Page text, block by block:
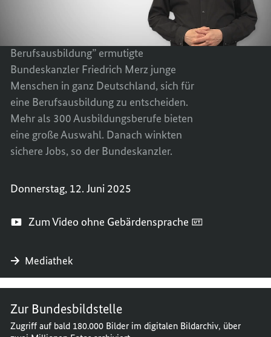
Zum Start der Initiative „Sommer der
Berufsausbildung” ermutigte
Bundeskanzler Friedrich Merz junge
Menschen in ganz Deutschland, sich für
eine Berufsausbildung zu entscheiden.
Mehr als 300 Ausbildungsberufe bieten
eine große Auswahl. Danach winkten
sichere Jobs, so der Bundeskanzler.
Donnerstag, 12. Juni 2025
UM „
ER B
ES B
UM „
Zum Video ohne Gebärdensprache
Mediathek
Zur Bundesbildstelle
Zugriff auf bald 180.000 Bilder im digitalen Bildarchiv, über